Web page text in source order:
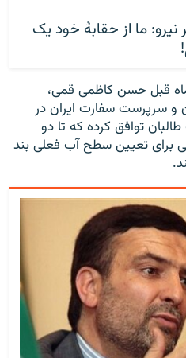
نیرو: ما از حقابهٔ خود یک
قبل حسن کاظمی قمی،
و سرپرست سفارت ایران در
توافق کرده که تا دو
برای تعیین سطح آب فعلی بند